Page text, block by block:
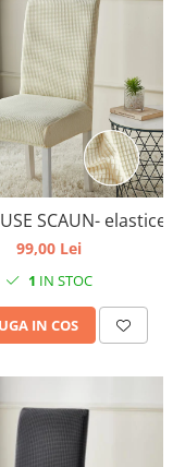
culoare lila
SCAUN-
99,00 Lei
1 IN STOC
IN COS